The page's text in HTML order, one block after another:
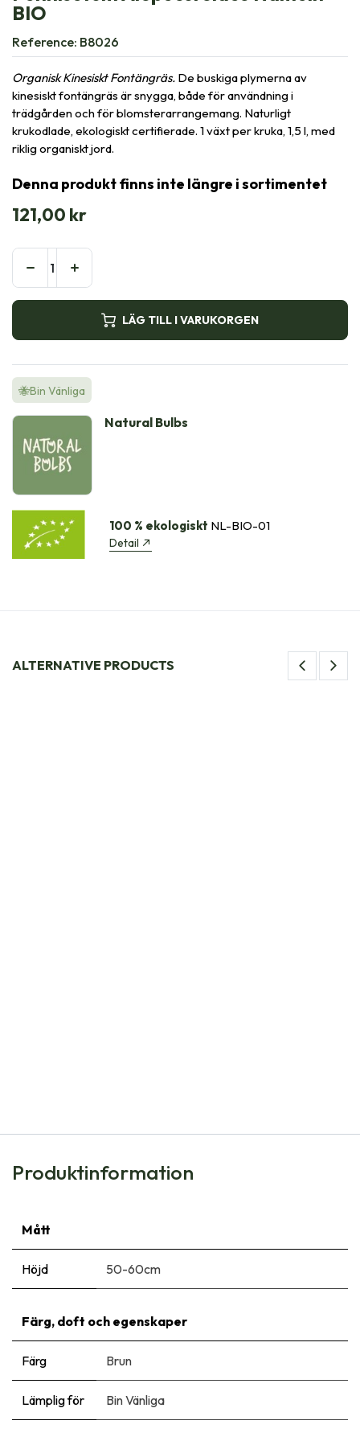
BIO
Reference: B8026
Organisk Kinesiskt Fontängräs. De buskiga plymerna av
kinesiskt fontängräs är snygga, både för användning i
trädgården och för blomsterarrangemang. Naturligt
krukodlade, ekologiskt certifierade. 1 växt per kruka, 1,5 l, med
riklig organiskt jord.
Denna produkt finns inte längre i sortimentet
121,00 kr
LÄG TILL I VARUKORGEN
🐝Bin Vänliga
Natural Bulbs
100 % ekologiskt NL-BIO-01
Detail
ALTERNATIVE PRODUCTS
Produktinformation
Mått
Höjd 50-60cm
Färg, doft och egenskaper
Färg Brun
Lämplig för Bin Vänliga